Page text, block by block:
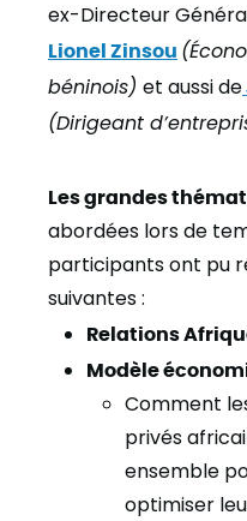
ex-Directeur
Lionel Zinsou
béninois) et aussi de
(Dirigeant
Les grandes
abordées lors de
participants ont pu
suivantes :
Relations
Modèle
Comment
privés
ensemble
optimiser